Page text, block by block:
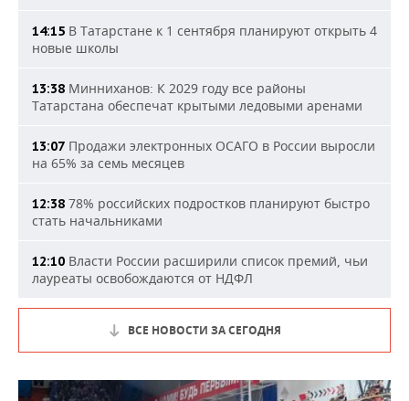
14:15 В Татарстане к 1 сентября планируют открыть 4
новые школы
13:38 Минниханов: К 2029 году все районы
Татарстана обеспечат крытыми ледовыми аренами
13:07 Продажи электронных ОСАГО в России выросли
на 65% за семь месяцев
12:38 78% российских подростков планируют быстро
стать начальниками
12:10 Власти России расширили список премий, чьи
лауреаты освобождаются от НДФЛ
ВСЕ НОВОСТИ ЗА СЕГОДНЯ